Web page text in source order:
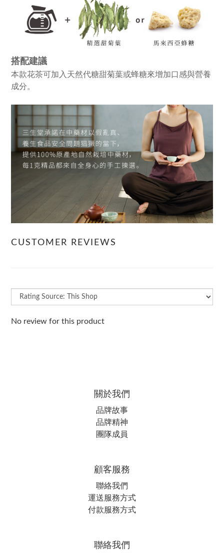
搭配建議
本款花茶可加入天然代糖甜菊葉或蜂糖來增加口感與營養
成分。
CUSTOMER REVIEWS
No review for this product
關於我們
品牌故事
品牌精神
團隊成員
顧客服務
聯絡我們
運送服務方式
付款服務方式
聯絡我們